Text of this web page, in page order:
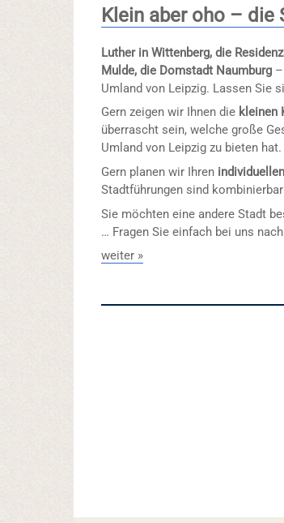
Klein aber oho – die
Luther in Wittenberg, die
Mulde, die Domstadt Naumburg
Umland von Leipzig. Lassen Sie
Gern zeigen wir Ihnen die kleinen
überrascht sein, welche große
Umland von Leipzig zu bieten hat.
Gern planen wir Ihren
Stadtführungen sind
Sie möchten eine andere Stadt
… Fragen Sie einfach bei uns
weiter »